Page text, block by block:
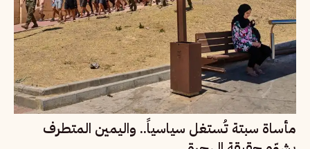
مأساة سبتة تُستغل سياسياً.. واليمين المتطرف